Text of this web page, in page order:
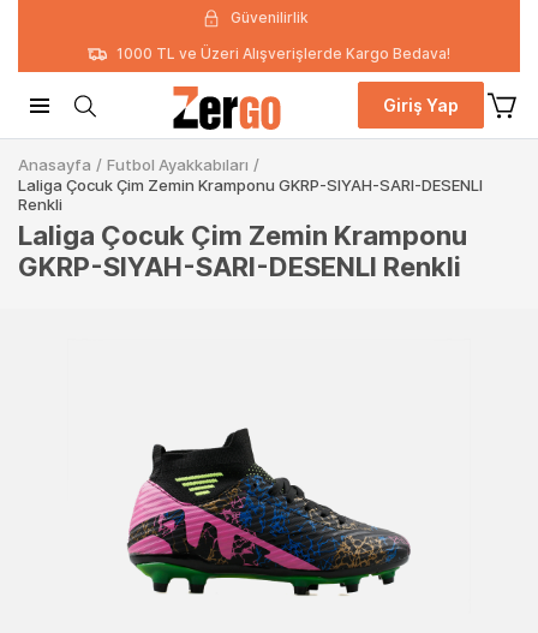
Güvenilirlik
1000 TL ve Üzeri Alışverişlerde Kargo Bedava!
Giriş Yap
Anasayfa / Futbol Ayakkabıları /
Laliga Çocuk Çim Zemin Kramponu GKRP-SIYAH-SARI-DESENLI
Renkli
Laliga Çocuk Çim Zemin Kramponu
GKRP-SIYAH-SARI-DESENLI Renkli